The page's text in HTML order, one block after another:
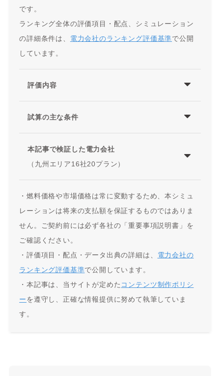
です。
ランキング全体の評価項目・配点、シミュレーション
の詳細条件は、 電力会社のランキング評価基準で公開
しています。
評価内容
試算の主な条件
本記事で検証した電力会社
（九州エリア16社20プラン）
・燃料価格や市場価格は常に変動するため、本シミュ
レーションは将来の支払額を保証するものではありま
せん。ご契約前には必ず各社の「重要事項説明書」を
ご確認ください。
・評価項目・配点・データ出典の詳細は、 電力会社の
ランキング評価基準で公開しています。
・本記事は、当サイトが定めた コンテンツ制作ポリシ
ー を遵守し、正確な情報提供に努めて執筆していま
す。